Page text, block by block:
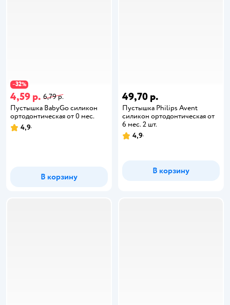
−32%
4,59 р. 6,79 р.
Пустышка BabyGo силикон
ортодонтическая от 0 мес.
4,9
В корзину
49,70 р.
Пустышка Philips Avent
силикон ортодонтическая от
6 мес. 2 шт.
4,9
В корзину